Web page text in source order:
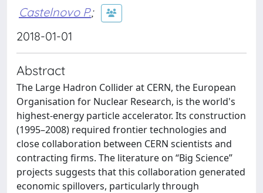
Castelnovo P.;
2018-01-01
Abstract
The Large Hadron Collider at CERN, the European
Organisation for Nuclear Research, is the world's
highest-energy particle accelerator. Its construction
(1995–2008) required frontier technologies and
close collaboration between CERN scientists and
contracting firms. The literature on “Big Science”
projects suggests that this collaboration generated
economic spillovers, particularly through